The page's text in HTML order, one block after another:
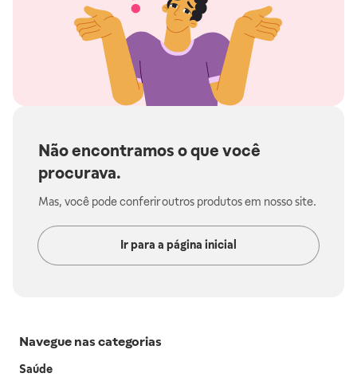
Não encontramos o que você
procurava.
Mas, você pode conferir outros produtos em nosso site.
Ir para a página inicial
Navegue nas categorias
Saúde